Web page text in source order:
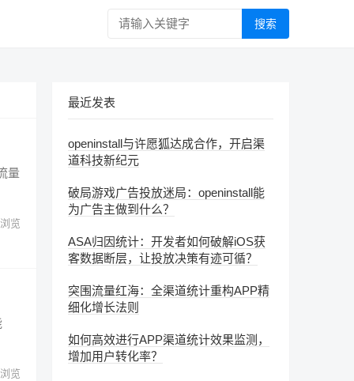
搜索
量
浏览
浏览
最近发表
openinstall与许愿狐达成合作，开启渠
道科技新纪元
破局游戏广告投放迷局：openinstall能
为广告主做到什么？
ASA归因统计：开发者如何破解iOS获
客数据断层，让投放决策有迹可循？
突围流量红海：全渠道统计重构APP精
细化增长法则
如何高效进行APP渠道统计效果监测，
增加用户转化率？